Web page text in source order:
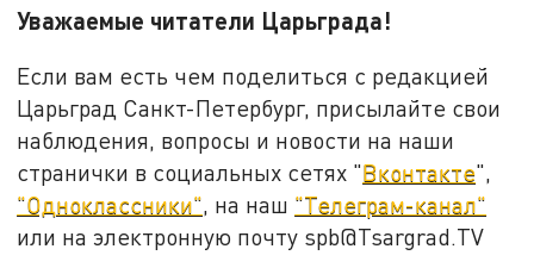
Уважаемые читатели Царьграда!
Если вам есть чем поделиться с редакцией
Царьград Санкт-Петербург, присылайте свои
наблюдения, вопросы и новости на наши
странички в социальных сетях "Вконтакте",
"Одноклассники", на наш "Телеграм-канал"
или на электронную почту spb@Tsargrad.TV